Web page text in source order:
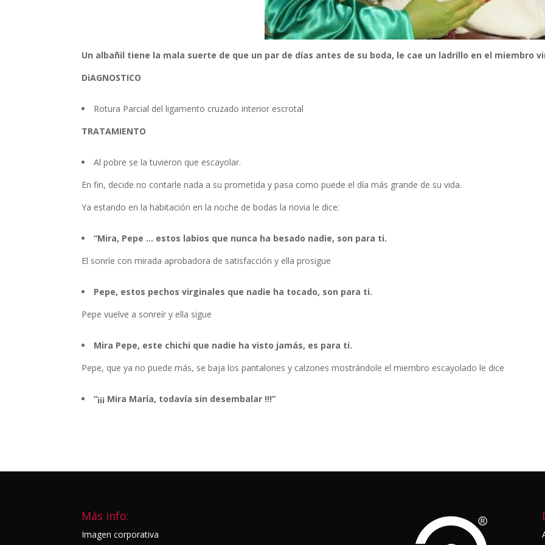
Un albañil tiene la mala suerte de que un par de días antes de su boda, le cae un ladrillo en el miembro
DiAGNOSTICO
Rotura Parcial del ligamento cruzado interior escrotal
TRATAMIENTO
Al pobre se la tuvieron que escayolar.
En fin, decide no contarle nada a su prometida y pasa como puede el día más grande de su vida.
Ya estando en la habitación en la noche de bodas la novia le dice:
“Mira, Pepe … estos labios que nunca ha besado nadie, son para ti.
El sonríe con mirada aprobadora de satisfacción y ella prosigue
Pepe, estos pechos virginales que nadie ha tocado, son para ti.
Pepe vuelve a sonreír y ella sigue
Mira Pepe, este chichi que nadie ha visto jamás, es para ti.
Pepe, que ya no puede más, se baja los pantalones y calzones mostrándole el miembro escayolado le dice
“¡¡¡ Mira María, todavía sin desembalar !!!”
Más info:
Imagen corporativa